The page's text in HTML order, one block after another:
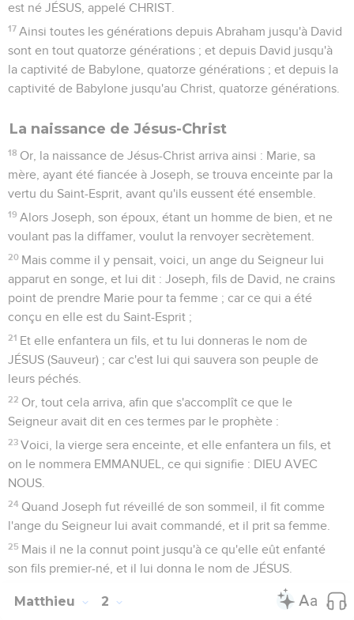
est né JÉSUS, appelé CHRIST.
17 Ainsi toutes les générations depuis Abraham jusqu'à David
sont en tout quatorze générations ; et depuis David jusqu'à
la captivité de Babylone, quatorze générations ; et depuis la
captivité de Babylone jusqu'au Christ, quatorze générations.
La naissance de Jésus-Christ
18 Or, la naissance de Jésus-Christ arriva ainsi : Marie, sa
mère, ayant été fiancée à Joseph, se trouva enceinte par la
vertu du Saint-Esprit, avant qu'ils eussent été ensemble.
19 Alors Joseph, son époux, étant un homme de bien, et ne
voulant pas la diffamer, voulut la renvoyer secrètement.
20 Mais comme il y pensait, voici, un ange du Seigneur lui
apparut en songe, et lui dit : Joseph, fils de David, ne crains
point de prendre Marie pour ta femme ; car ce qui a été
conçu en elle est du Saint-Esprit ;
21 Et elle enfantera un fils, et tu lui donneras le nom de
JÉSUS (Sauveur) ; car c'est lui qui sauvera son peuple de
leurs péchés.
22 Or, tout cela arriva, afin que s'accomplît ce que le
Seigneur avait dit en ces termes par le prophète :
23 Voici, la vierge sera enceinte, et elle enfantera un fils, et
on le nommera EMMANUEL, ce qui signifie : DIEU AVEC
NOUS.
24 Quand Joseph fut réveillé de son sommeil, il fit comme
l'ange du Seigneur lui avait commandé, et il prit sa femme.
25 Mais il ne la connut point jusqu'à ce qu'elle eût enfanté
son fils premier-né, et il lui donna le nom de JÉSUS.
Matthieu 2